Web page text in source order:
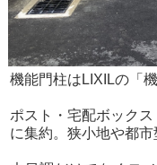
機能門柱はLIXILの「
ポスト・宅配ボック
に集約。狭小地や都市